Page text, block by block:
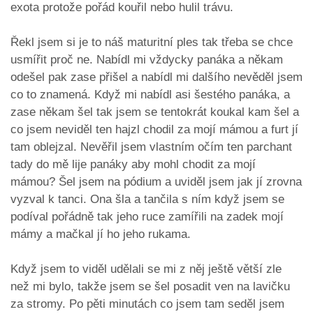
exota protože pořád kouřil nebo hulil trávu.
Řekl jsem si je to náš maturitní ples tak třeba se chce
usmířit proč ne. Nabídl mi vždycky panáka a někam
odešel pak zase přišel a nabídl mi dalšího nevěděl jsem
co to znamená. Když mi nabídl asi šestého panáka, a
zase někam šel tak jsem se tentokrát koukal kam šel a
co jsem neviděl ten hajzl chodil za mojí mámou a furt jí
tam oblejzal. Nevěřil jsem vlastním očím ten parchant
tady do mě lije panáky aby mohl chodit za mojí
mámou? Šel jsem na pódium a uviděl jsem jak jí zrovna
vyzval k tanci. Ona šla a tančila s ním když jsem se
podíval pořádně tak jeho ruce zamířili na zadek mojí
mámy a mačkal jí ho jeho rukama.
Když jsem to viděl udělali se mi z něj ještě větší zle
než mi bylo, takže jsem se šel posadit ven na lavičku
za stromy. Po pěti minutách co jsem tam seděl jsem